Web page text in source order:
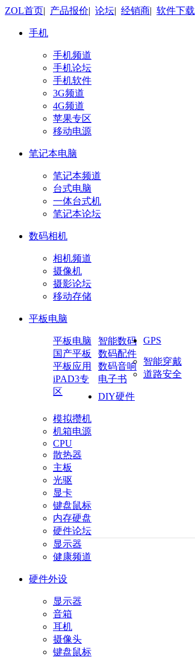
ZOL首页| 产品报价| 论坛| 经销商| 软件下载
手机
手机频道
手机论坛
手机软件
3G频道
4G频道
苹果专区
移动电源
笔记本电脑
笔记本频道
台式电脑
一体台式机
笔记本论坛
数码相机
相机频道
摄像机
摄影论坛
移动存储
平板电脑
平板电脑
智能数码
国产平板
数码配件
平板应用
数码音响
iPAD3专
区
电子书
GPS
智能穿戴
道路安全
DIY硬件
模拟攒机
机箱电源
CPU
散热器
主板
光驱
显卡
键盘鼠标
内存硬盘
硬件论坛
显示器
健康频道
硬件外设
显示器
音箱
耳机
摄像头
键盘鼠标